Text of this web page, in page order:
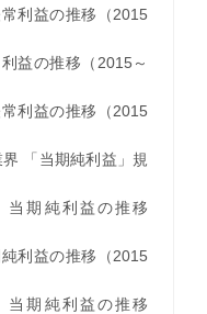
利益の推移（2015
益の推移（2015～
利益の推移（2015
「当期純利益」規
期純利益の推移
利益の推移（2015
期純利益の推移